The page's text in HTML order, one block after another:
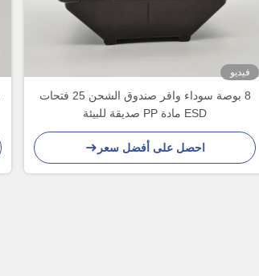
فيديو
8 بوصة سوداء وافر صندوق الشحن 25 فتحات
ESD مادة PP صديقة للبيئة
احصل على أفضل سعر